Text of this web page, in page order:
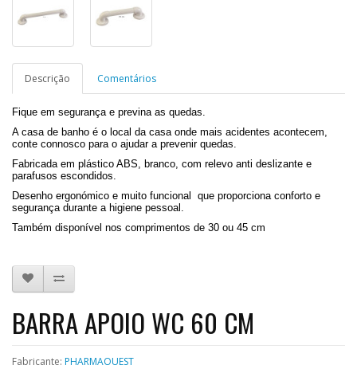
Descrição Comentários
Fique em segurança e previna as quedas.
A casa de banho é o local da casa onde mais acidentes acontecem,
conte connosco para o ajudar a prevenir quedas.
Fabricada em plástico ABS, branco, com relevo anti deslizante e
parafusos escondidos.
Desenho ergonómico e muito funcional que proporciona conforto e
segurança durante a higiene pessoal.
Também disponível nos comprimentos de 30 ou 45 cm
BARRA APOIO WC 60 CM
Fabricante: PHARMAOUEST